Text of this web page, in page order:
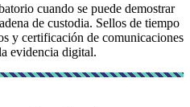
cuando se puede demostrar
de custodia. Sellos de tiempo
y certificación de comunicaciones
evidencia digital.